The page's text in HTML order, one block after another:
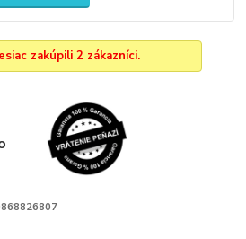
zakúpili 2 zákazníci.